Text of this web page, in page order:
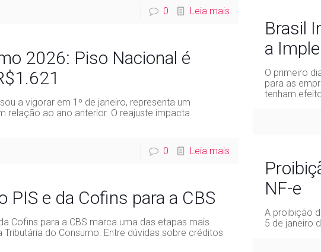
0 Leia mais
Brasil
a
O primeiro
para as
tenham
2026: Piso Nacional é
a vigorar em 1º de janeiro, representa um
relação ao ano anterior. O reajuste impacta
0 Leia mais
NF-e
A proibição
5 de janeiro
PIS e da Cofins para a CBS
Cofins para a CBS marca uma das etapas mais
do Consumo. Entre dúvidas sobre créditos